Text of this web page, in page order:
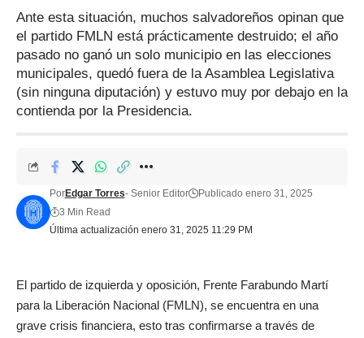
Ante esta situación, muchos salvadoreños opinan que
el partido FMLN está prácticamente destruido; el año
pasado no ganó un solo municipio en las elecciones
municipales, quedó fuera de la Asamblea Legislativa
(sin ninguna diputación) y estuvo muy por debajo en la
contienda por la Presidencia.
Última actualización enero 31, 2025 11:29 PM
PorEdgar Torres- Senior Editor
Publicado enero 31, 2025
3 Min Read
El partido de izquierda y oposición, Frente Farabundo Martí
para la Liberación Nacional (FMLN), se encuentra en una
grave crisis financiera, esto tras confirmarse a través de